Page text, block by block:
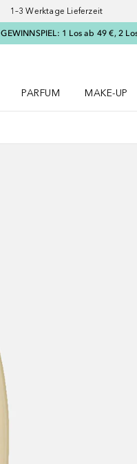
1–3 Werktage Lieferzeit
GEWINNSPIEL: 1 Los ab 49 €, 2
PARFUM
MAKE-UP